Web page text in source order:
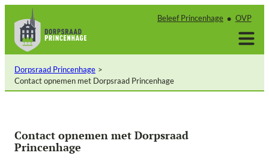
naar
inhoud
Beleef Princenhage OVP
Dorpsraad Princenhage
Contact opnemen met Dorpsraad Princenhage
Contact opnemen met Dorpsraad
Princenhage